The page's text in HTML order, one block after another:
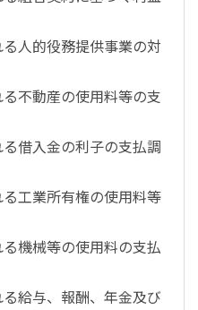
人的役務提供事業の対
不動産の使用料等の支
借入金の利子の支払調
工業所有権の使用料等
機械等の使用料の支払
給与、報酬、年金及び